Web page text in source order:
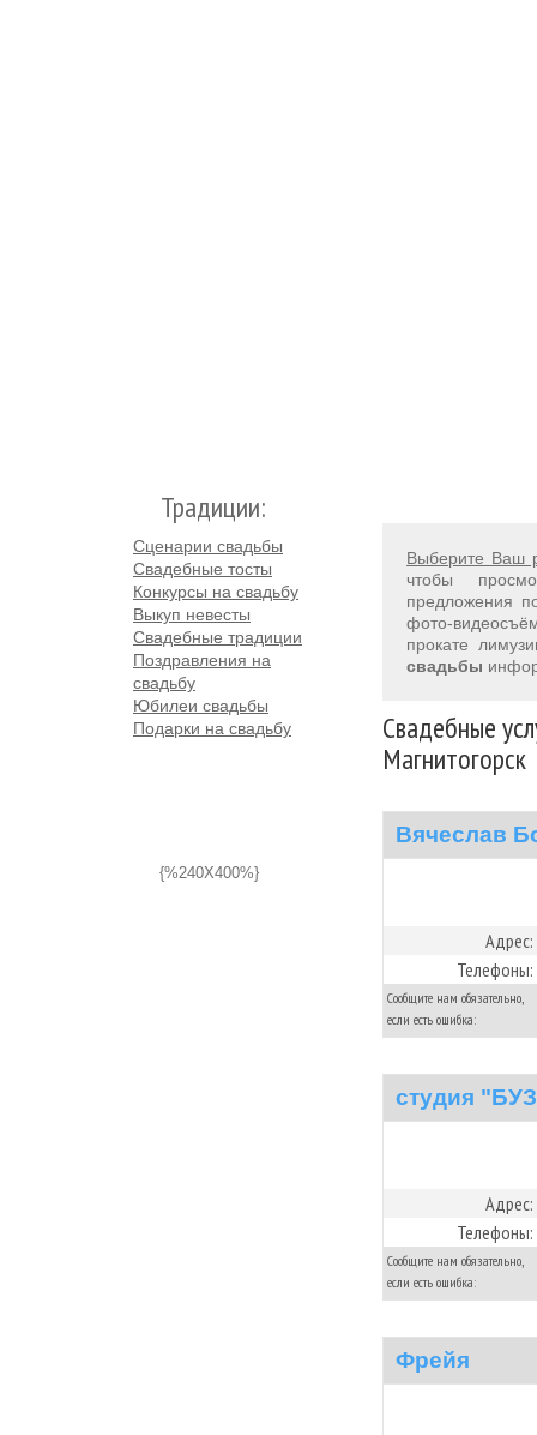
Традиции:
Сценарии свадьбы
Свадебные тосты
Конкурсы на свадьбу
Выкуп невесты
Свадебные традиции
Поздравления на
свадьбу
Юбилеи свадьбы
Подарки на свадьбу
{%240X400%}
Выберите Ваш
чтобы
предложения
фото-
прокате
свадьбы
Свадебные
Магнитогорск
Вячеслав
Адрес:
Телефоны:
Сообщите нам обязательно,
если есть ошибка:
студия
Адрес:
Телефоны:
Сообщите нам обязательно,
если есть ошибка:
Фрейя